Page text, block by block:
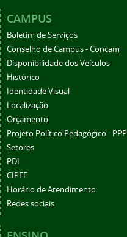
CAMPUS
Boletim de Serviços
Conselho de Campus - Concam
Disponibilidade dos Veículos
Histórico
Identidade Visual
Localização
Orçamento
Projeto Político Pedagógico - PPP
Setores
PDI
CIPEE
Horário de Atendimento
Redes sociais